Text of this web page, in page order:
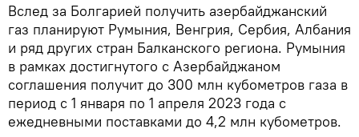
Вслед за Болгарией получить азербайджанский
газ планируют Румыния, Венгрия, Сербия, Албания
и ряд других стран Балканского региона. Румыния
в рамках достигнутого с Азербайджаном
соглашения получит до 300 млн кубометров газа в
период с 1 января по 1 апреля 2023 года с
ежедневными поставками до 4,2 млн кубометров.